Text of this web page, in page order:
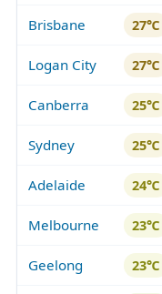
Brisbane 27℃
Logan City 27℃
Canberra 25℃
Sydney 25℃
Adelaide 24℃
Melbourne 23℃
Geelong 23℃